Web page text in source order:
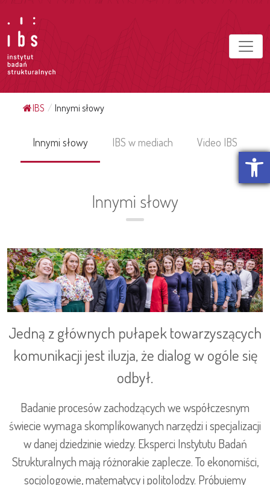
Otwórz
IBS / Innymi słowy
Innymi słowy IBS w mediach Video IBS
Innymi słowy
Jedną z głównych pułapek towarzyszących
komunikacji jest iluzja, że dialog w ogóle się
odbył.
Badanie procesów zachodzących we współczesnym
świecie wymaga skomplikowanych narzędzi i specjalizacji
w danej dziedzinie wiedzy. Eksperci Instytutu Badań
Strukturalnych mają różnorakie zaplecze. To ekonomiści,
socjologowie, matematycy i politolodzy. Próbujemy